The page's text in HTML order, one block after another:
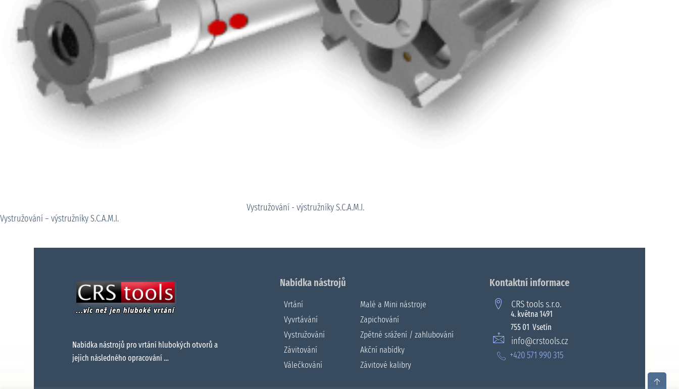
Vystružování - výstružníky S.C.A.M.I.
Vystružování – výstružníky S.C.A.M.I.
Nabídka nástrojů pro vrtání hlubokých otvorů a
jejich následného opracování …
Nabídka nástrojů
Vrtání
Vyvrtávání
Vystružování
Závitování
Válečkování
Malé a Mini nástroje
Zapichování
Zpětné srážení / zahlubování
Akční nabídky
Závitové kalibry
Kontaktní informace
CRS tools s.r.o.
4. května 1491
755 01 Vsetín
info@crstools.cz
+420 571 990 315